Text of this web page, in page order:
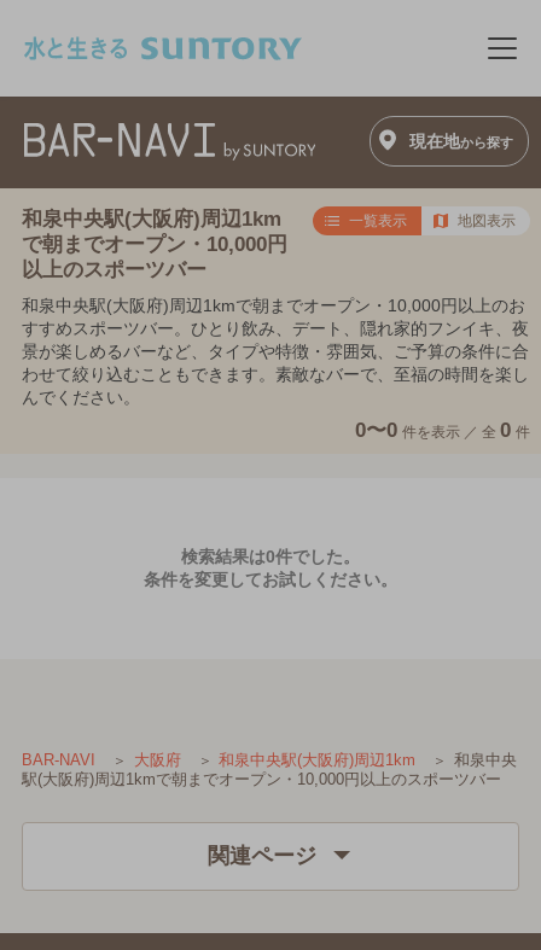
メ
現在地から探す
和泉中央駅(大阪府)周辺1km
で朝までオープン・10,000円
以上のスポーツバー
一覧表示 地図表示
和泉中央駅(大阪府)周辺1kmで朝までオープン・10,000円以上のお
すすめスポーツバー。ひとり飲み、デート、隠れ家的フンイキ、夜
景が楽しめるバーなど、タイプや特徴・雰囲気、ご予算の条件に合
わせて絞り込むこともできます。素敵なバーで、至福の時間を楽し
んでください。
0〜0 件を表示 ／ 全 0 件
検索結果は0件でした。
条件を変更してお試しください。
BAR-NAVI 大阪府 和泉中央駅(大阪府)周辺1km
和泉中央
駅(大阪府)周辺1kmで朝までオープン・10,000円以上のスポーツバー
関連ページ